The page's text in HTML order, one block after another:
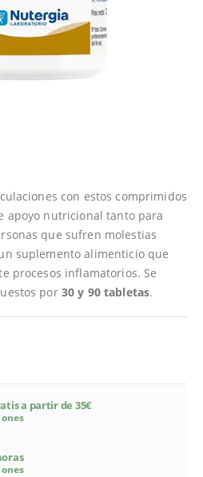
con estos comprimidos
apoyo nutricional tanto para
que sufren molestias
suplemento alimenticio que
procesos inflamatorios. Se
por 30 y 90 tabletas.
a partir de 35€